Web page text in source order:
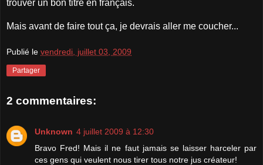
trouver un bon titre en français.
Mais avant de faire tout ça, je devrais aller me coucher...
Publié le vendredi, juillet 03, 2009
Partager
2 commentaires:
Unknown 4 juillet 2009 à 12:30
Bravo Fred! Mais il ne faut jamais se laisser harceler par
ces gens qui veulent nous tirer tous notre jus créateur!